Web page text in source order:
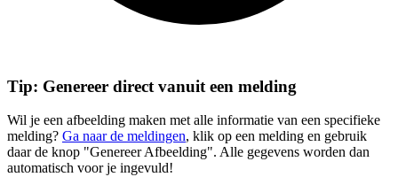
Tip: Genereer direct vanuit een melding
Wil je een afbeelding maken met alle informatie van een specifieke
melding? Ga naar de meldingen, klik op een melding en gebruik
daar de knop "Genereer Afbeelding". Alle gegevens worden dan
automatisch voor je ingevuld!